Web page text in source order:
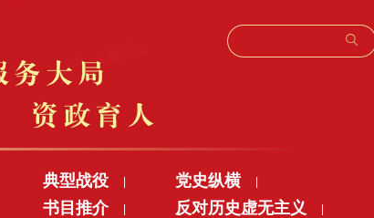
典型战役 党史纵横
书目推介 反对历史虚无主义